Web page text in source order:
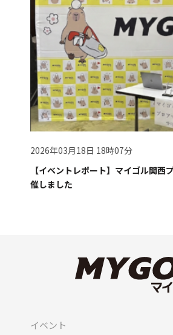
2026年03月18日 18時07分
【イベントレポート】マイゴル関西
催しました
イベント